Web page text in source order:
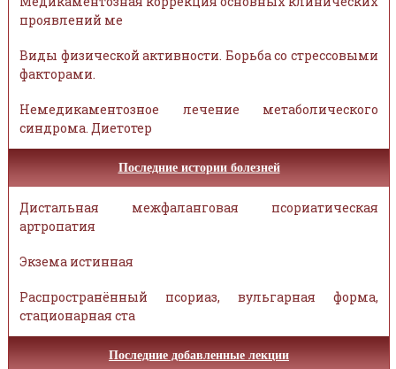
проявлений ме
Виды физической активности. Борьба со стрессовыми
факторами.
Немедикаментозное лечение метаболического
синдрома. Диетотер
Последние истории болезней
Дистальная межфаланговая псориатическая
артропатия
Экзема истинная
Распространённый псориаз, вульгарная форма,
стационарная ста
Последние добавленные лекции